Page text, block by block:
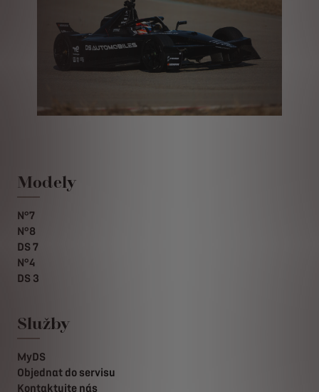
Modely
N°7
N°8
DS 7
N°4
DS 3
Služby
MyDS
Objednat do servisu
Kontaktujte nás